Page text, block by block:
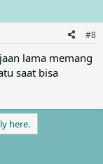
#8
lama memang
saat bisa
here.